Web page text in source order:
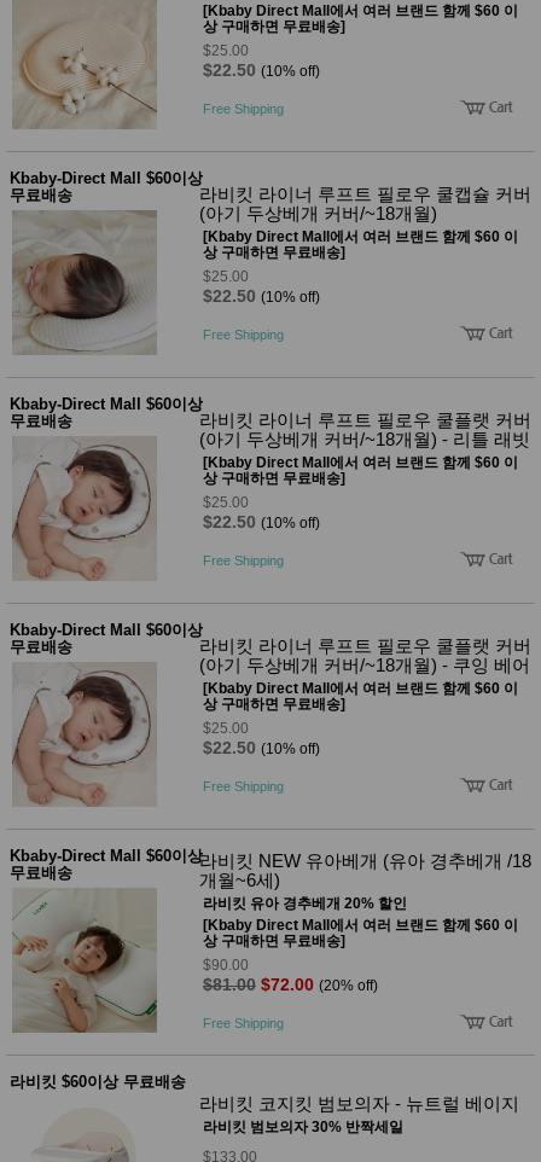
건강/미
용/식기
용품
성장발
달교육
용품
패
션
어른내
의
유/아동
내의
가방/지
갑/케이
스
패션/잡
화
생세탁세
제
일상 돋
보기
침구용
생활/욕
실/청소
용품
WALL
DECO
Pet
Supplies
화 사
[Kbaby Direct Mall에서 여러 브랜드 함께 $60 이
상 구매하면 무료배송]
$25.00
$22.50 (10% off)
Free Shipping
Kbaby-Direct Mall $60이상
무료배송
라비킷 라이너 루프트 필로우 쿨캡슐 커버
(아기 두상베개 커버/~18개월)
[Kbaby Direct Mall에서 여러 브랜드 함께 $60 이
상 구매하면 무료배송]
$25.00
$22.50 (10% off)
Free Shipping
Kbaby-Direct Mall $60이상
무료배송
라비킷 라이너 루프트 필로우 쿨플랫 커버
(아기 두상베개 커버/~18개월) - 리틀 래빗
[Kbaby Direct Mall에서 여러 브랜드 함께 $60 이
상 구매하면 무료배송]
$25.00
$22.50 (10% off)
Free Shipping
Kbaby-Direct Mall $60이상
무료배송
라비킷 라이너 루프트 필로우 쿨플랫 커버
(아기 두상베개 커버/~18개월) - 쿠잉 베어
[Kbaby Direct Mall에서 여러 브랜드 함께 $60 이
상 구매하면 무료배송]
$25.00
$22.50 (10% off)
Free Shipping
Kbaby-Direct Mall $60이상
무료배송
라비킷 NEW 유아베개 (유아 경추베개 /18
개월~6세)
라비킷 유아 경추베개 20% 할인
[Kbaby Direct Mall에서 여러 브랜드 함께 $60 이
상 구매하면 무료배송]
$90.00
$81.00 $72.00 (20% off)
Free Shipping
라비킷 $60이상 무료배송
라비킷 코지킷 범보의자 - 뉴트럴 베이지
라비킷 범보의자 30% 반짝세일
$133.00